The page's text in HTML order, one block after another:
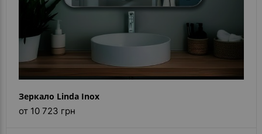
Зеркало Linda Inox
от 10 723 грн